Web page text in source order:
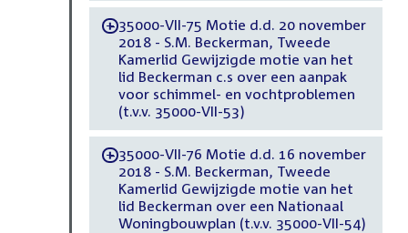
-35000-VII-75 Motie d.d. 20 november
2018 - S.M. Beckerman, Tweede
Kamerlid Gewijzigde motie van het
lid Beckerman c.s over een aanpak
voor schimmel- en vochtproblemen
(t.v.v. 35000-VII-53)
-35000-VII-76 Motie d.d. 16 november
2018 - S.M. Beckerman, Tweede
Kamerlid Gewijzigde motie van het
lid Beckerman over een Nationaal
Woningbouwplan (t.v.v. 35000-VII-54)